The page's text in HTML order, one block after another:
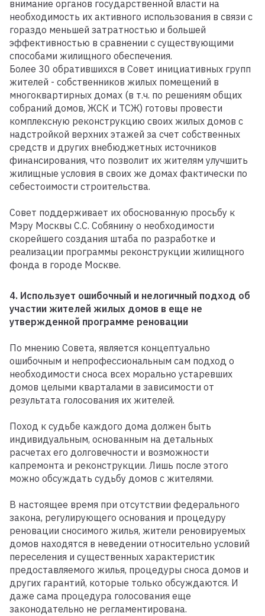
внимание органов государственной власти на
необходимость их активного использования в связи с
гораздо меньшей затратностью и большей
эффективностью в сравнении с существующими
способами жилищного обеспечения.
Более 30 обратившихся в Совет инициативных групп
жителей - собственников жилых помещений в
многоквартирных домах (в т.ч. по решениям общих
собраний домов, ЖСК и ТСЖ) готовы провести
комплексную реконструкцию своих жилых домов с
надстройкой верхних этажей за счет собственных
средств и других внебюджетных источников
финансирования, что позволит их жителям улучшить
жилищные условия в своих же домах фактически по
себестоимости строительства.
Совет поддерживает их обоснованную просьбу к
Мэру Москвы С.С. Собянину о необходимости
скорейшего создания штаба по разработке и
реализации программы реконструкции жилищного
фонда в городе Москве.
4. Использует ошибочный и нелогичный подход об
участии жителей жилых домов в еще не
утвержденной программе реновации
По мнению Совета, является концептуально
ошибочным и непрофессиональным сам подход о
необходимости сноса всех морально устаревших
домов целыми кварталами в зависимости от
результата голосования их жителей.
Поход к судьбе каждого дома должен быть
индивидуальным, основанным на детальных
расчетах его долговечности и возможности
капремонта и реконструкции. Лишь после этого
можно обсуждать судьбу домов с жителями.
В настоящее время при отсутствии федерального
закона, регулирующего основания и процедуру
реновации сносимого жилья, жители реновируемых
домов находятся в неведении относительно условий
переселения и существенных характеристик
предоставляемого жилья, процедуры сноса домов и
других гарантий, которые только обсуждаются. И
даже сама процедура голосования еще
законодательно не регламентирована.